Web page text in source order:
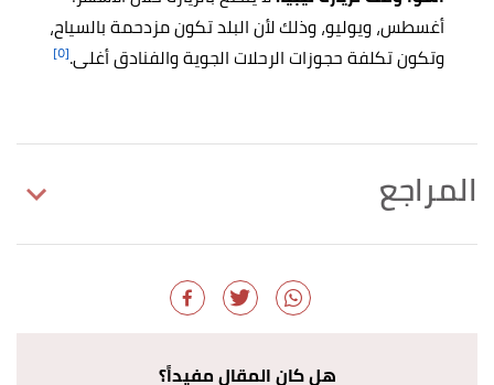
أغسطس، ويوليو، وذلك لأن البلد تكون مزدحمة بالسياح،
وتكون تكلفة حجوزات الرحلات الجوية والفنادق أغلى.[٥]
المراجع
Retrieved 28/11/2021. Edited.
28/11/2021. Edited.هل كان المقال مفيداً؟